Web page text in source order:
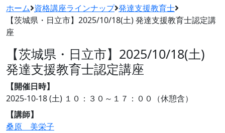
ホーム 資格講座ラインナップ 発達支援教育士
【茨城県・日立市】2025/10/18(土) 発達支援教育士認定講
座
【茨城県・日立市】2025/10/18(土)
発達支援教育士認定講座
【開催日時】
2025-10-18 (土) １０：３０～１７：００（休憩含）
【講師】
桑原 美栄子